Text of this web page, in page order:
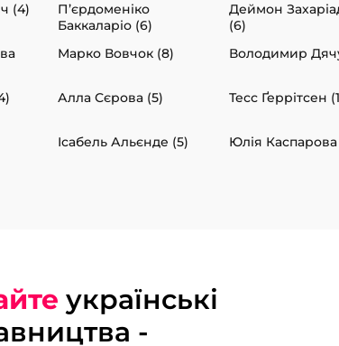
(4)
П’єрдоменіко
Баккаларіо (6)
Деймон
(6)
Марко Вовчок (8) Володимир
Алла Сєрова (5) Тесс Ґеррітсен
Ісабель Альєнде (5) Юлія Каспарова
українські
-